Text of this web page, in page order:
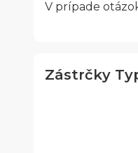
V prípade
Zástrčky